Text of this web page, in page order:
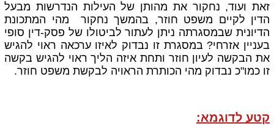
זאת ועוד, נחקור את מהותן של העילות הנדרשות מבעל
הדין לקיים משפט חוזר, בהמשך נחקור מהי המתכונת
הדיונית שבמסגרתה ניתן לעתור לביטולו של פסק-דין סופי
בעניין אזרחי? במסגרת זו נבדוק לאיזו ערכאה ראוי להגיש
את הבקשה לעיון חוזר ותחת איזה הליך ראוי להגיש בקשה
זו כמו"כ נבדוק מהי הכותרת הראויה לבקשת משפט חוזר.
קטע לדוגמא: